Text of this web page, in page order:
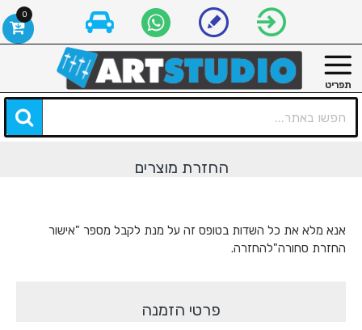
החזרת מוצרים
אנא מלא את כל השדות בטופס זה על מנת לקבל מספר "אישור
החזרת סחורה"להחזרה.
פרטי הזמנה
0